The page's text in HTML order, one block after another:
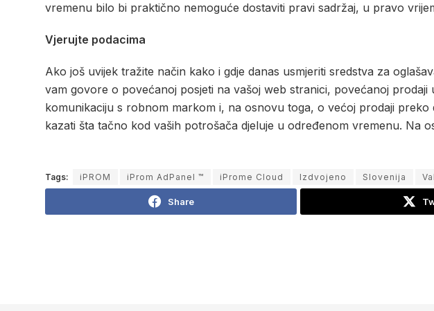
vremenu bilo bi praktično nemoguće dostaviti pravi sadržaj, u pravo
Vjerujte podacima
Ako još uvijek tražite način kako i gdje danas usmjeriti sredstva za
vam govore o povećanoj posjeti na vašoj web stranici, povećanoj
komunikaciju s robnom markom i, na osnovu toga, o većoj prodaji preko
kazati šta tačno kod vaših potrošača djeluje u određenom vremenu. Na
Tags: iPROM iProm AdPanel ™ iProme Cloud Izdvojeno Slovenija
Share